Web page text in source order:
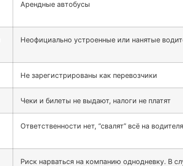
Арендные автобусы
Неофициально устроенные или нанятые
Не зарегистрированы как перевозчики
Чеки и билеты не выдают, налоги не платят
Ответственности нет, “свалят” всё на водителя
Риск нарваться на компанию однодневку. В